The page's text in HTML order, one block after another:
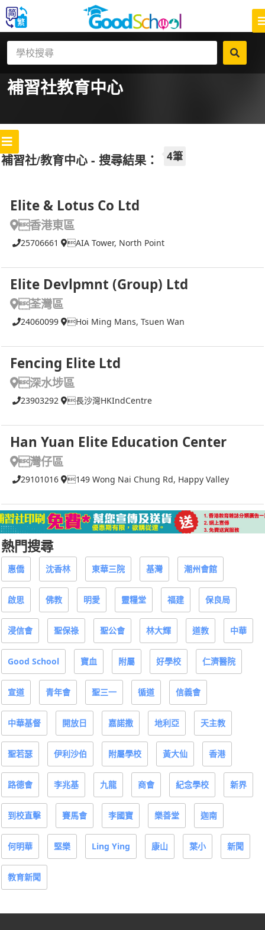
補習社教育中心
補習社/教育中心 - 搜尋結果： 4筆
Elite & Lotus Co Ltd
香港東區
25706661 AIA Tower, North Point
Elite Devlpmnt (Group) Ltd
荃灣區
24060099 Hoi Ming Mans, Tsuen Wan
Fencing Elite Ltd
深水埗區
23903292 長沙灣HKIndCentre
Han Yuan Elite Education Center
灣仔區
29101016 149 Wong Nai Chung Rd, Happy Valley
熱門搜尋
惠僑 沈香林 東華三院 基灣 潮州會館
啟思 佛教 明愛 靈糧堂 福建 保良局
浸信會 聖保祿 聖公會 林大輝 道教 中華
Good School 寶血 附屬 好學校 仁濟醫院
宣道 青年會 聖三一 循道 信義會
中華基督 開放日 嘉諾撒 地利亞 天主教
聖若瑟 伊利沙伯 附屬學校 黃大仙 香港
路德會 李兆基 九龍 商會 紀念學校 新界
到校直擊 賽馬會 李國寶 樂善堂 迦南
何明華 堅樂 Ling Ying 康山 葉小 新聞
教育新聞